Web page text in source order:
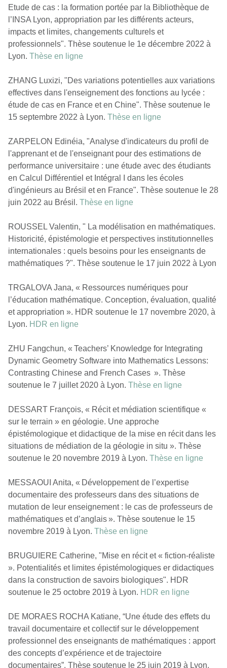
Etude de cas : la formation portée par la Bibliothèque de
l’INSA Lyon, appropriation par les différents acteurs,
impacts et limites, changements culturels et
professionnels". Thèse soutenue le 1e décembre 2022 à
Lyon. Thèse en ligne
ZHANG Luxizi, "Des variations potentielles aux variations
effectives dans l'enseignement des fonctions au lycée :
étude de cas en France et en Chine". Thèse soutenue le
15 septembre 2022 à Lyon. Thèse en ligne
ZARPELON Edinéia, "Analyse d'indicateurs du profil de
l'apprenant et de l'enseignant pour des estimations de
performance universitaire : une étude avec des étudiants
en Calcul Différentiel et Intégral I dans les écoles
d'ingénieurs au Brésil et en France". Thèse soutenue le 28
juin 2022 au Brésil. Thèse en ligne
ROUSSEL Valentin, " La modélisation en mathématiques.
Historicité, épistémologie et perspectives institutionnelles
internationales : quels besoins pour les enseignants de
mathématiques ?". Thèse soutenue le 17 juin 2022 à Lyon
TRGALOVA Jana, « Ressources numériques pour
l’éducation mathématique. Conception, évaluation, qualité
et appropriation ». HDR soutenue le 17 novembre 2020, à
Lyon. HDR en ligne
ZHU Fangchun, « Teachers’ Knowledge for Integrating
Dynamic Geometry Software into Mathematics Lessons:
Contrasting Chinese and French Cases ». Thèse
soutenue le 7 juillet 2020 à Lyon. Thèse en ligne
DESSART François, « Récit et médiation scientifique «
sur le terrain » en géologie. Une approche
épistémologique et didactique de la mise en récit dans les
situations de médiation de la géologie in situ ». Thèse
soutenue le 20 novembre 2019 à Lyon. Thèse en ligne
MESSAOUI Anita, « Développement de l’expertise
documentaire des professeurs dans des situations de
mutation de leur enseignement : le cas de professeurs de
mathématiques et d’anglais ». Thèse soutenue le 15
novembre 2019 à Lyon. Thèse en ligne
BRUGUIERE Catherine, "Mise en récit et « fiction-réaliste
». Potentialités et limites épistémologiques er didactiques
dans la construction de savoirs biologiques". HDR
soutenue le 25 octobre 2019 à Lyon. HDR en ligne
DE MORAES ROCHA Katiane, “Une étude des effets du
travail documentaire et collectif sur le développement
professionnel des enseignants de mathématiques : apport
des concepts d’expérience et de trajectoire
documentaires”. Thèse soutenue le 25 juin 2019 à Lyon.